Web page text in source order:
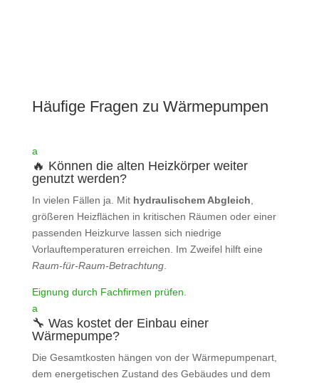
Häufige Fragen zu Wärmepumpen
a
🔥 Können die alten Heizkörper weiter
genutzt werden?
In vielen Fällen ja. Mit hydraulischem Abgleich,
größeren Heizflächen in kritischen Räumen oder einer
passenden Heizkurve lassen sich niedrige
Vorlauftemperaturen erreichen. Im Zweifel hilft eine
Raum‑für‑Raum‑Betrachtung.
Eignung durch Fachfirmen prüfen.
a
🔧 Was kostet der Einbau einer
Wärmepumpe?
Die Gesamtkosten hängen von der Wärmepumpenart,
dem energetischen Zustand des Gebäudes und dem